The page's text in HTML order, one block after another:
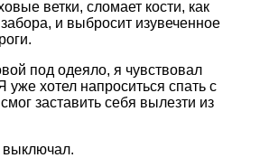
ветки, сломает кости, как
и выбросит изувеченное
под одеяло, я чувствовал
уже хотел напроситься спать с
заставить себя вылезти из
выключал.